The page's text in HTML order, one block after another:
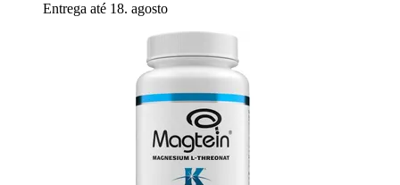
Entrega até 18. agosto